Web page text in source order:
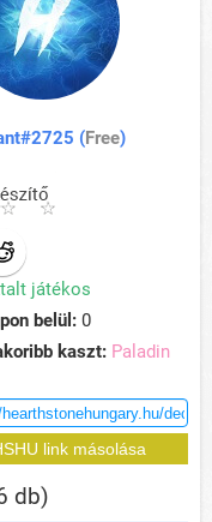
(Free)
játékos
belül: 0
kaszt: Paladin
db)